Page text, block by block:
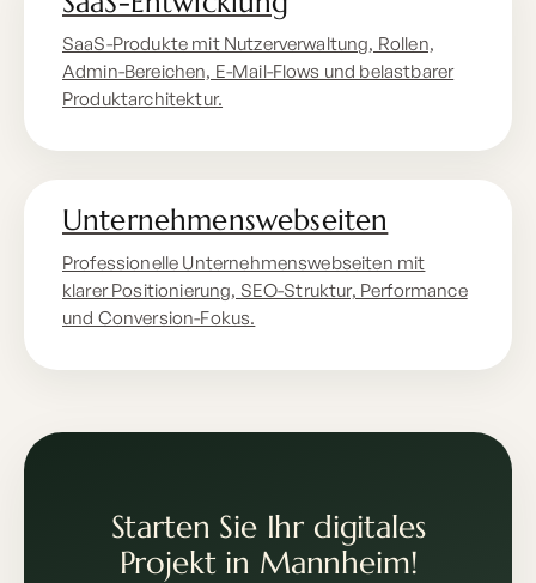
SaaS-Produkte mit Nutzerverwaltung, Rollen,
Admin-Bereichen, E-Mail-Flows und belastbarer
Produktarchitektur.
Unternehmenswebseiten
Professionelle Unternehmenswebseiten mit
klarer Positionierung, SEO-Struktur, Performance
und Conversion-Fokus.
Starten Sie Ihr digitales
Projekt in Mannheim!